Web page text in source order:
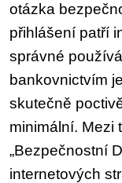
otázka
přihlášení patří
správné
bankovnictvím
skutečně
minimální. Mezi
„Bezpečnostní
internetových